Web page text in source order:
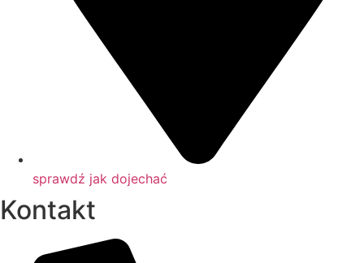
sprawdź jak dojechać
Kontakt